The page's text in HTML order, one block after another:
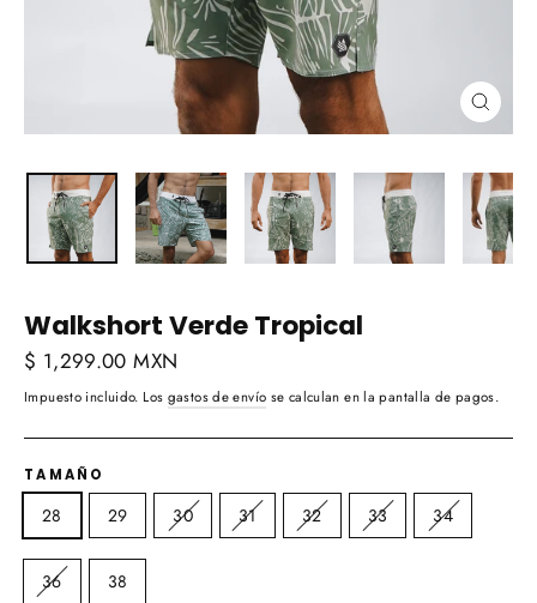
(esc)
Walkshort Verde Tropical
Precio
habitual
$ 1,299.00 MXN
Impuesto incluido. Los gastos de envío se calculan en la pantalla de pagos.
TAMAÑO
28 29 30 31 32 33 34
36 38